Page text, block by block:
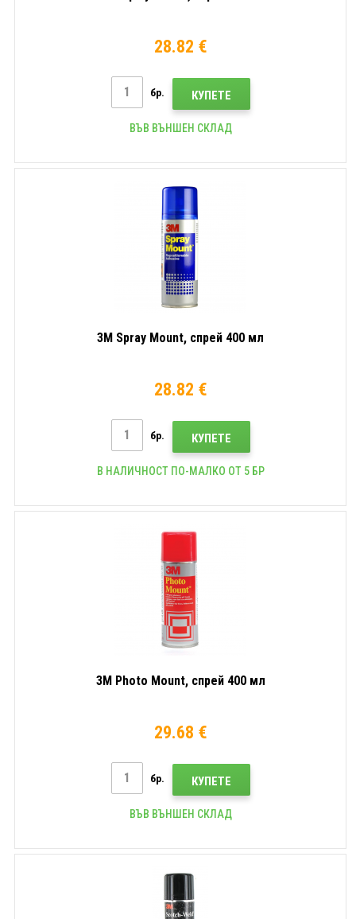
28.82 €
бр. КУПЕТЕ
ВЪВ ВЪНШЕН СКЛАД
3M Spray Mount, спрей 400 мл
28.82 €
бр. КУПЕТЕ
В НАЛИЧНОСТ ПО-МАЛКО ОТ 5 БР
3M Photo Mount, спрей 400 мл
29.68 €
бр. КУПЕТЕ
ВЪВ ВЪНШЕН СКЛАД